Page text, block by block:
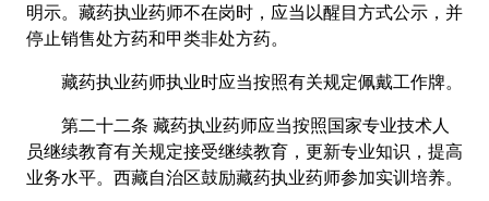
明示。藏药执业药师不在岗时，应当以醒目方式公示，并
停止销售处方药和甲类非处方药。
藏药执业药师执业时应当按照有关规定佩戴工作牌。
第二十二条 藏药执业药师应当按照国家专业技术人
员继续教育有关规定接受继续教育，更新专业知识，提高
业务水平。西藏自治区鼓励藏药执业药师参加实训培养。